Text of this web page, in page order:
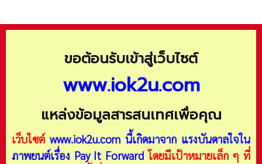
ขอต้อนรับเข้าสู่เว็บไซต์
www.iok2u.com
แหล่งข้อมูลสารสนเทศเพื่อคุณ
เว็บไซต์ www.iok2u.com นี้เกิดมาจาก แรงบันดาลใจใน
ภาพยนต์เรื่อง Pay It Forward โดยมีเป้าหมายเล็ก ๆ ที่